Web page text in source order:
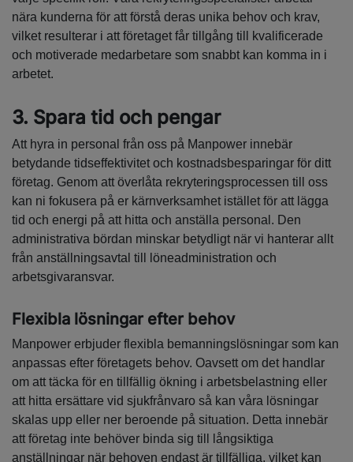
nära kunderna för att förstå deras unika behov och krav,
vilket resulterar i att företaget får tillgång till kvalificerade
och motiverade medarbetare som snabbt kan komma in i
arbetet.
3. Spara tid och pengar
Att hyra in personal från oss på Manpower innebär
betydande tidseffektivitet och kostnadsbesparingar för ditt
företag. Genom att överlåta rekryteringsprocessen till oss
kan ni fokusera på er kärnverksamhet istället för att lägga
tid och energi på att hitta och anställa personal. Den
administrativa bördan minskar betydligt när vi hanterar allt
från anställningsavtal till löneadministration och
arbetsgivaransvar.
Flexibla lösningar efter behov
Manpower erbjuder flexibla bemanningslösningar som kan
anpassas efter företagets behov. Oavsett om det handlar
om att täcka för en tillfällig ökning i arbetsbelastning eller
att hitta ersättare vid sjukfrånvaro så kan våra lösningar
skalas upp eller ner beroende på situation. Detta innebär
att företag inte behöver binda sig till långsiktiga
anställningar när behoven endast är tillfälliga, vilket kan